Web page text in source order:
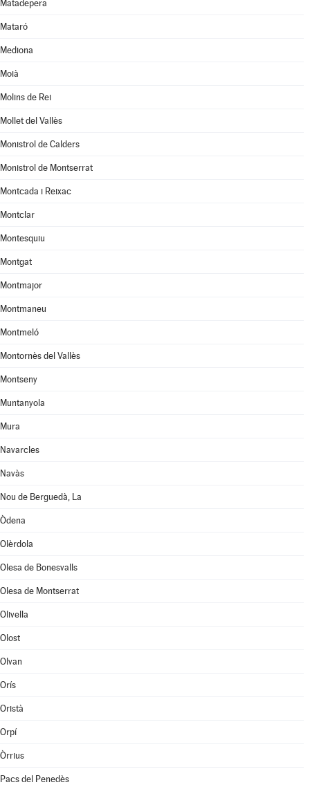
Matadepera
Mataró
Mediona
Moià
Molins de Rei
Mollet del Vallès
Monistrol de Calders
Monistrol de Montserrat
Montcada i Reixac
Montclar
Montesquiu
Montgat
Montmajor
Montmaneu
Montmeló
Montornès del Vallès
Montseny
Muntanyola
Mura
Navarcles
Navàs
Nou de Berguedà, La
Òdena
Olèrdola
Olesa de Bonesvalls
Olesa de Montserrat
Olivella
Olost
Olvan
Orís
Oristà
Orpí
Òrrius
Pacs del Penedès